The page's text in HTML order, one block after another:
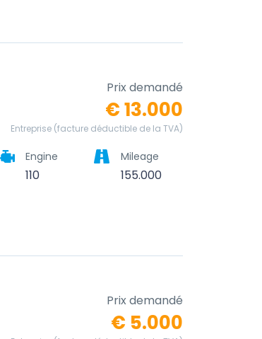
Prix demandé
€ 13.000
Entreprise (facture déductible de la TVA)
Engine
110
Mileage
155.000
Prix demandé
€ 5.000